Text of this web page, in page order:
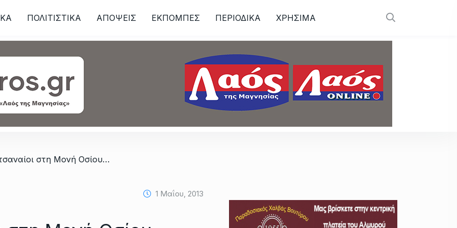
ΠΟΛΙΤΙΣΤΙΚΑ ΑΠΟΨΕΙΣ ΕΚΠΟΜΠΕΣ ΠΕΡΙΟΔΙΚΑ ΧΡΗΣΙΜΑ
/ Οι Σαρακατσαναίοι στη Μονή Οσίου Λουκά και στην Αράχωβα
1 Μαΐου, 2013